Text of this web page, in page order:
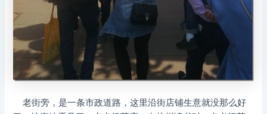
老街旁，是一条市政道路，这里沿街店铺生意就没那么好